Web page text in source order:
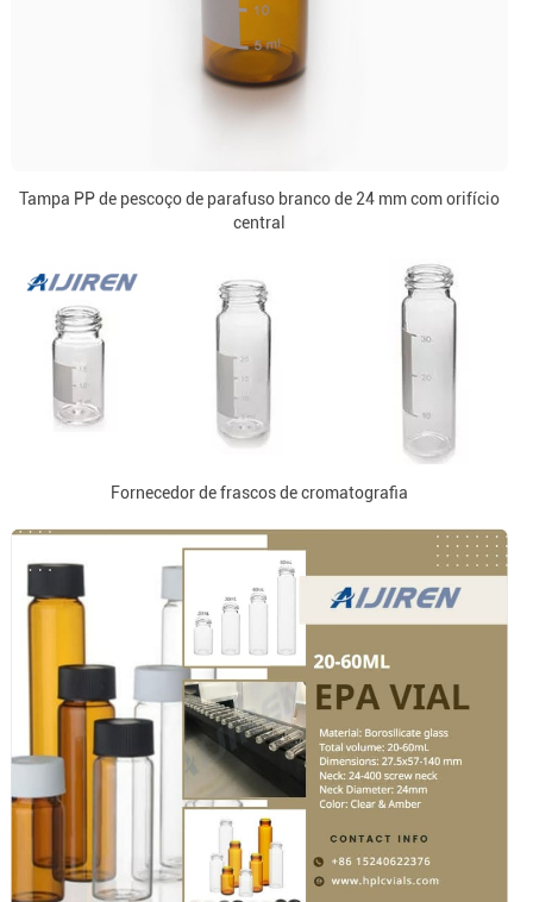
Tampa PP de pescoço de parafuso branco de 24 mm com orifício
central
Fornecedor de frascos de cromatografia